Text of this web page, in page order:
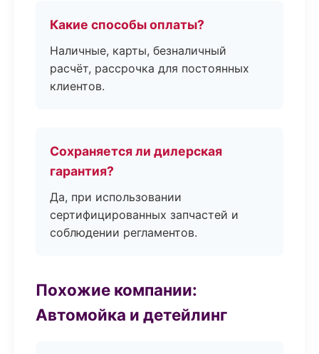
Какие способы оплаты?
Наличные, карты, безналичный
расчёт, рассрочка для постоянных
клиентов.
Сохраняется ли дилерская
гарантия?
Да, при использовании
сертифицированных запчастей и
соблюдении регламентов.
Похожие компании:
Автомойка и детейлинг